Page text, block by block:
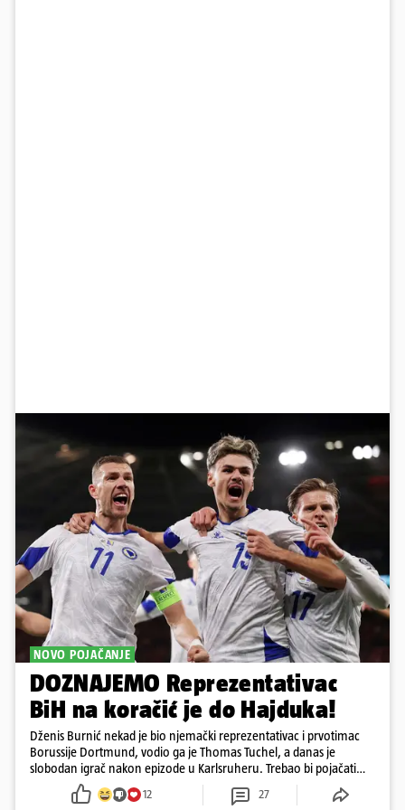
NOVO POJAČANJE
DOZNAJEMO Reprezentativac
BiH na koračić je do Hajduka!
Dženis Burnić nekad je bio njemački reprezentativac i prvotimac
Borussije Dortmund, vodio ga je Thomas Tuchel, a danas je
slobodan igrač nakon epizode u Karlsruheru. Trebao bi pojačati
konkurenciju u veznom redu
12 27